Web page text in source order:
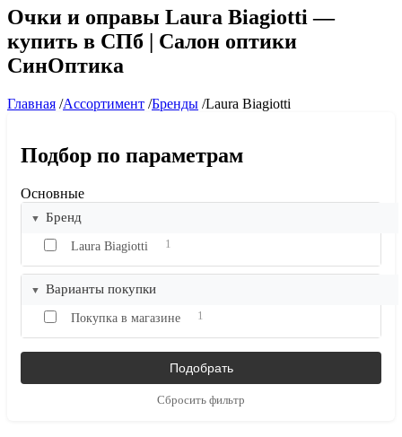
Очки и оправы Laura Biagiotti —
купить в СПб | Салон оптики
СинОптика
Главная /Ассортимент /Бренды /Laura Biagiotti
Подбор по параметрам
Основные
Бренд
Laura Biagiotti 1
Варианты покупки
Покупка в магазине 1
Сбросить фильтр